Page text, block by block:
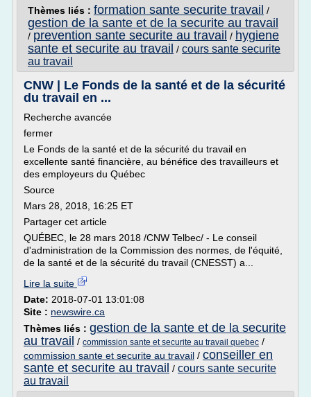
Thèmes liés : formation sante securite travail /
gestion de la sante et de la securite au travail
/ prevention sante securite au travail / hygiene
sante et securite au travail / cours sante securite
au travail
CNW | Le Fonds de la santé et de la sécurité
du travail en ...
Recherche avancée
fermer
Le Fonds de la santé et de la sécurité du travail en
excellente santé financière, au bénéfice des travailleurs et
des employeurs du Québec
Source
Mars 28, 2018, 16:25 ET
Partager cet article
QUÉBEC, le 28 mars 2018 /CNW Telbec/ - Le conseil
d'administration de la Commission des normes, de l'équité,
de la santé et de la sécurité du travail (CNESST) a...
Lire la suite
Date: 2018-07-01 13:01:08
Site : newswire.ca
Thèmes liés : gestion de la sante et de la securite
au travail / commission sante et securite au travail quebec /
commission sante et securite au travail / conseiller en
sante et securite au travail / cours sante securite
au travail